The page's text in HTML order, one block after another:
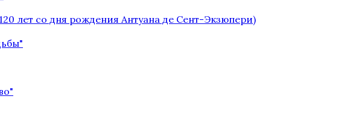
лет со дня рождения Антуана де Сент-Экзюпери)